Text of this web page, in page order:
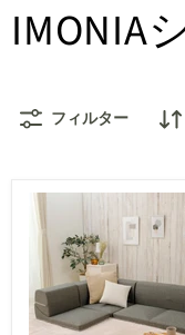
IMONIA
フィルター